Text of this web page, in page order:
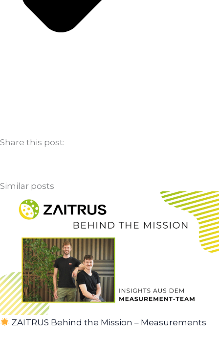
Share this post:
Similar posts
ZAITRUS Behind the Mission – Measurements